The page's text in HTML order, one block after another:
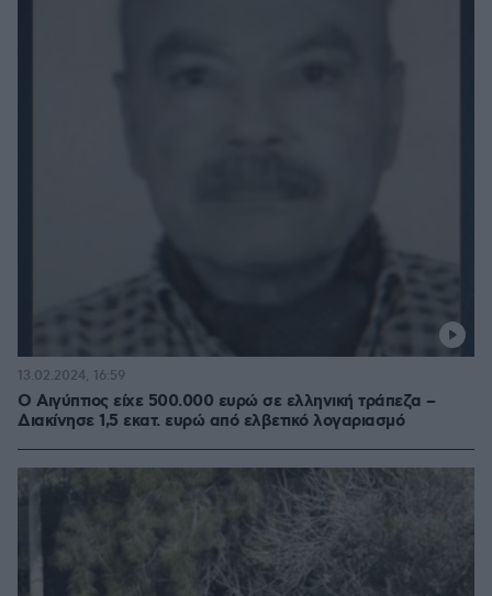
Ο Αιγύπτιος είχε 500.000 ευρώ σε ελληνική τράπεζα –
Διακίνησε 1,5 εκατ. ευρώ από ελβετικό λογαριασμό
13.02.2024, 16:59